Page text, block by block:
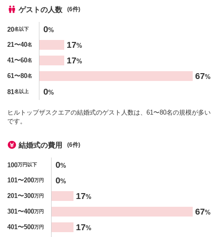
ゲストの人数 (6件)
人数
20名以下 0%
21〜40名 17%
41〜60名 17%
61〜80名 67%
81名以上 0%
ヒルトップザスクエアの結婚式のゲスト人数は、61〜80名の規模が多い
です。
結婚式の費用 (6件)
金額
100万円以下 0%
101〜200万円 0%
201〜300万円 17%
301〜400万円 67%
401〜500万円 17%